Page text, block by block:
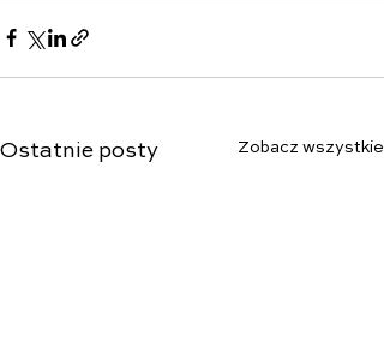
Ostatnie posty Zobacz wszystkie